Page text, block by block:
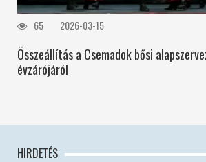
65 2026-03-15
Összeállítás a Csemadok bősi
évzárójáról
HIRDETÉS